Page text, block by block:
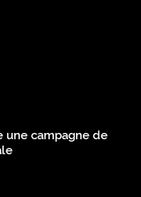
une campagne de